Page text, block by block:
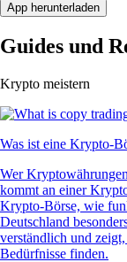
App herunterladen
Guides und
Krypto meistern
Was ist eine Krypto-
Wer
kommt an einer
Krypto-Börse, wie
Deutschland
verständlich und
Bedürfnisse finden.